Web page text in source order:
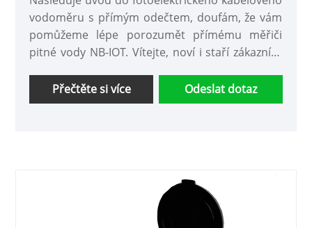
vodoměru s přímým odečtem, doufám, že vám
pomůžeme lépe porozumět přímému měřiči
pitné vody NB-IOT. Vítejte, noví i staří zákazníci,
společně vytvořili lepší budoucnost!
Přečtěte si více Odeslat dotaz